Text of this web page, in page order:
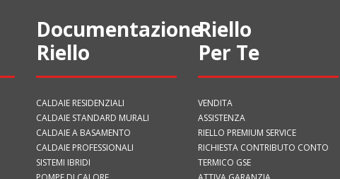
Documentazione
Riello
CALDAIE RESIDENZIALI
CALDAIE STANDARD MURALI
CALDAIE A BASAMENTO
CALDAIE PROFESSIONALI
SISTEMI IBRIDI
Riello
Per Te
VENDITA
ASSISTENZA
RIELLO PREMIUM SERVICE
RICHIESTA CONTRIBUTO CONTO
TERMICO GSE